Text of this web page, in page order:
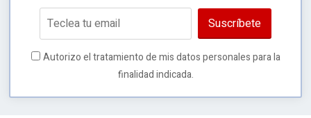
Suscríbete
Autorizo el tratamiento de mis datos personales para la
finalidad indicada.